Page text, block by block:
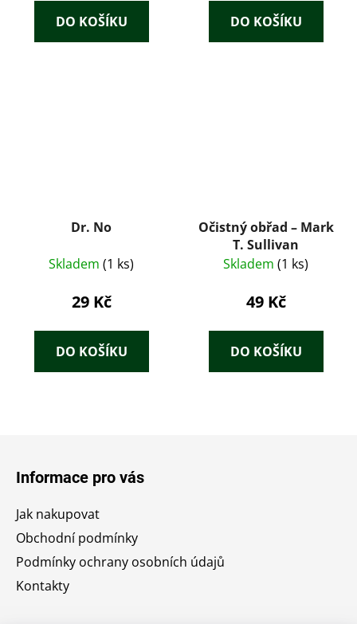
DO KOŠÍKU DO KOŠÍKU
Dr. No
Skladem (1 ks)
29 Kč
DO KOŠÍKU
Očistný obřad – Mark
T. Sullivan
Skladem (1 ks)
49 Kč
DO KOŠÍKU
Informace pro vás
Jak nakupovat
Obchodní podmínky
Podmínky ochrany osobních údajů
Kontakty